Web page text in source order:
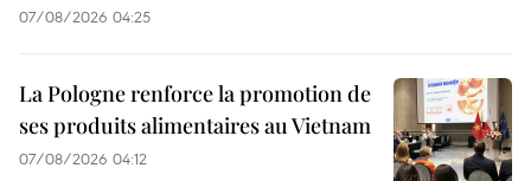
07/08/2026 04:25
La Pologne renforce la promotion de
ses produits alimentaires au Vietnam
07/08/2026 04:12